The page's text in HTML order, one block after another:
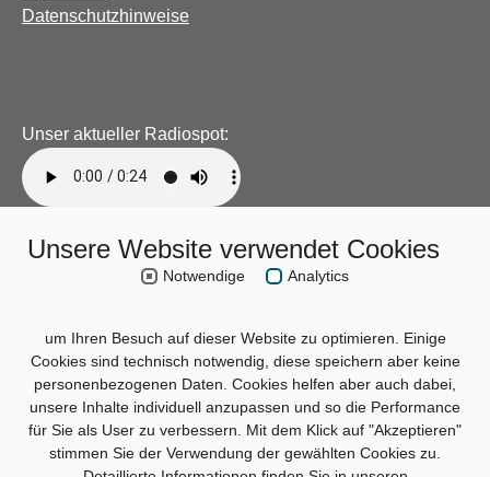
Datenschutzhinweise
Unser aktueller Radiospot:
Unsere Website verwendet Cookies
Notwendige Analytics
um Ihren Besuch auf dieser Website zu optimieren. Einige
Cookies sind technisch notwendig, diese speichern aber keine
personenbezogenen Daten. Cookies helfen aber auch dabei,
unsere Inhalte individuell anzupassen und so die Performance
für Sie als User zu verbessern. Mit dem Klick auf "Akzeptieren"
stimmen Sie der Verwendung der gewählten Cookies zu.